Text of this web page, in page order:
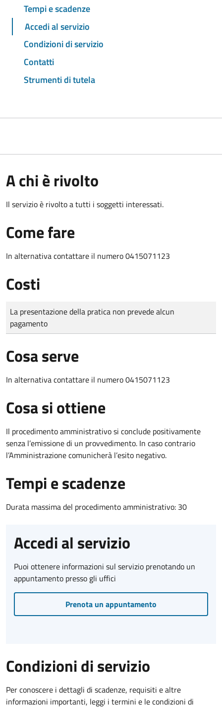
Tempi e scadenze
Accedi al servizio
Condizioni di servizio
Contatti
Strumenti di tutela
A chi è rivolto
Il servizio è rivolto a tutti i soggetti interessati.
Come fare
In alternativa contattare il numero 0415071123
Costi
Tipo di pagamento
Importo
La presentazione della pratica non prevede alcun
pagamento
Cosa serve
In alternativa contattare il numero 0415071123
Cosa si ottiene
Il procedimento amministrativo si conclude positivamente
senza l’emissione di un provvedimento. In caso contrario
l’Amministrazione comunicherà l’esito negativo.
Tempi e scadenze
Durata massima del procedimento amministrativo: 30
Accedi al servizio
Puoi ottenere informazioni sul servizio prenotando un
appuntamento presso gli uffici
Prenota un appuntamento
Condizioni di servizio
Per conoscere i dettagli di scadenze, requisiti e altre
informazioni importanti, leggi i termini e le condizioni di